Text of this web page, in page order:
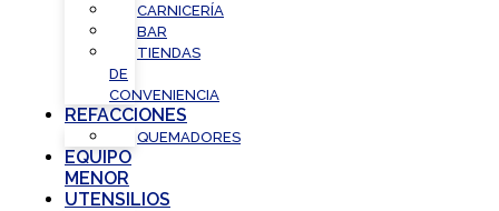
CARNICERÍA
BAR
TIENDAS
DE
CONVENIENCIA
REFACCIONES
QUEMADORES
EQUIPO
MENOR
UTENSILIOS